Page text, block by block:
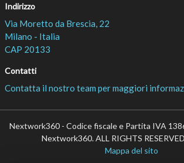
Indirizzo
Via Moretto da Brescia, 22
Milano - Italia
CAP 20133
Contatti
Contatta il nostro team per maggiori
Nextwork360 - Codice fiscale e Partita IVA
Nextwork360. ALL RIGHTS
Mappa del sito